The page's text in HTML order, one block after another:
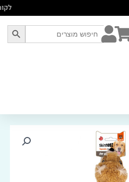
Search
for:
SEARCH BUTTON